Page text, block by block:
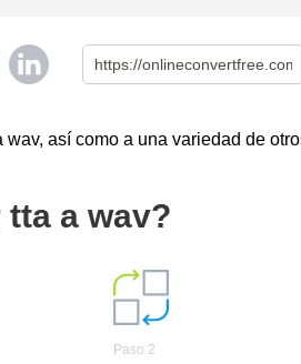
así como a una variedad de
a wav?
Paso 2